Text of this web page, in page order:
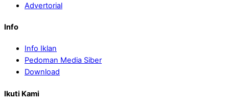
Advertorial
Info
Info Iklan
Pedoman Media Siber
Download
Ikuti Kami